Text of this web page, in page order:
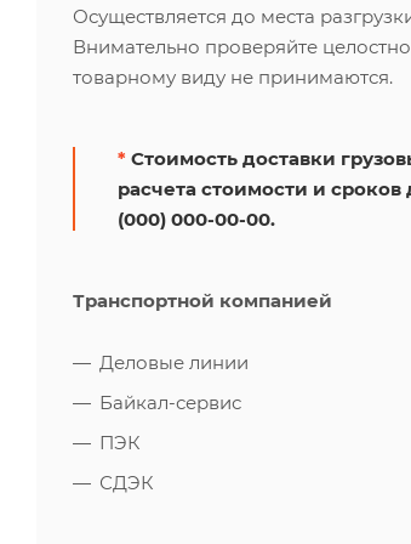
Осуществляется до места
Внимательно проверяйте
товарному виду не принимаются.
* Стоимость доставки
расчета стоимости и
(000) 000-00-00.
Транспортной компанией
Деловые линии
Байкал-сервис
ПЭК
СДЭК